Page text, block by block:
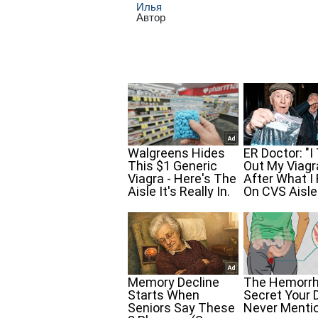
Илья
Автор